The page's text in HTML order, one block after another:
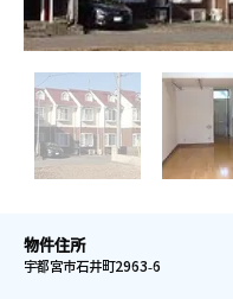
物件住所
宇都宮市石井町2963-6